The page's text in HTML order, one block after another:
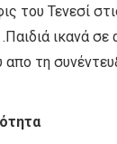
του Τενεσί
ικανά
απο τη